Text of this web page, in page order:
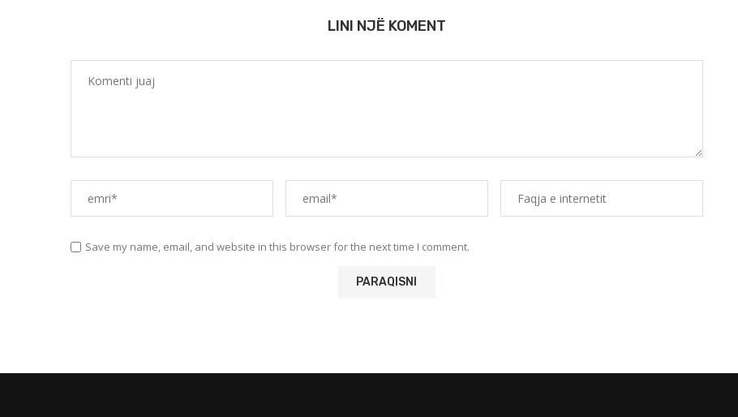
LINI NJË KOMENT
Save my name, email, and website in this browser for the next time I comment.